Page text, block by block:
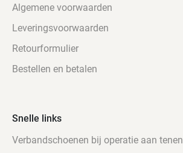
Algemene voorwaarden
Leveringsvoorwaarden
Retourformulier
Bestellen en betalen
Snelle links
Verbandschoenen bij operatie aan tenen